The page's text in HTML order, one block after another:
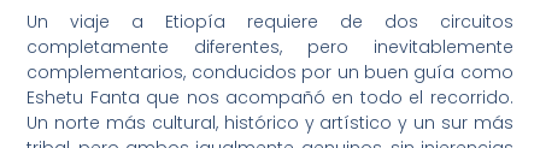
Un viaje a Etiopía requiere de dos circuitos
completamente diferentes, pero inevitablemente
complementarios, conducidos por un buen guía como
Eshetu Fanta que nos acompañó en todo el recorrido.
Un norte más cultural, histórico y artístico y un sur más